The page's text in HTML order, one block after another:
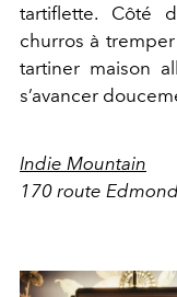
tartiflette. Côté
churros à
tartiner maison
s’avancer
Indie Mountain
170 route